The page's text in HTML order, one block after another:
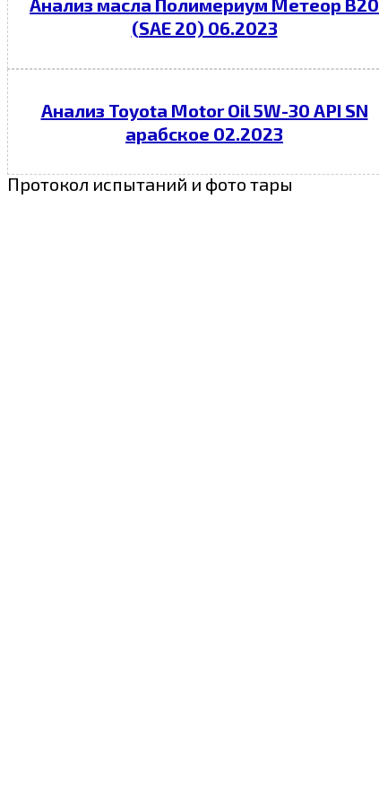
Анализ масла Полимериум Метеор В20
(SAE 20) 06.2023
Анализ Toyota Motor Oil 5W-30 API SN
арабское 02.2023
Протокол испытаний и фото тары